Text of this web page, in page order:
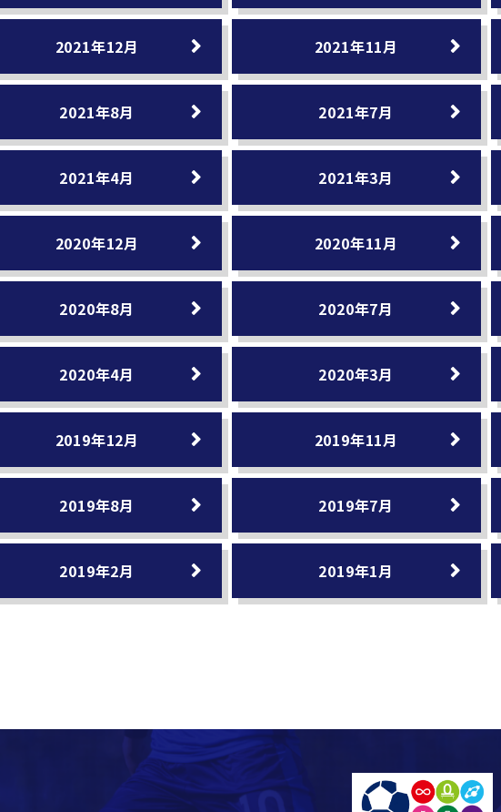
2021年12月 2021年11月
2021年8月 2021年7月
2021年4月 2021年3月
2020年12月 2020年11月
2020年8月 2020年7月
2020年4月 2020年3月
2019年12月 2019年11月
2019年8月 2019年7月
2019年2月 2019年1月